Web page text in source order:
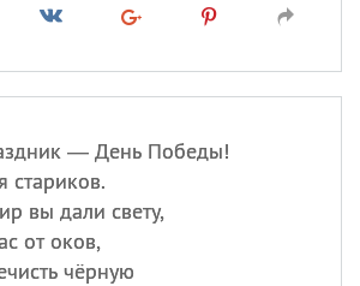
— День Победы!
стариков.
вы дали свету,
от оков,
чёрную